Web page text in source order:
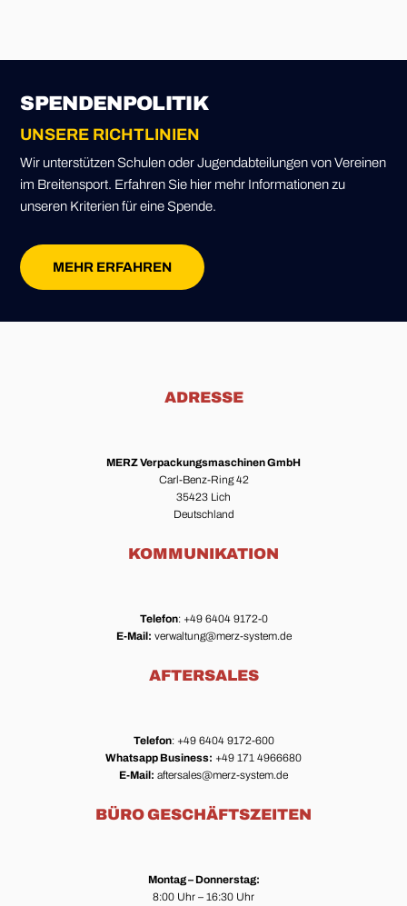
SPENDENPOLITIK
UNSERE RICHTLINIEN
Wir unterstützen Schulen oder Jugendabteilungen von Vereinen
im Breitensport. Erfahren Sie hier mehr Informationen zu
unseren Kriterien für eine Spende.
MEHR ERFAHREN
ADRESSE
MERZ Verpackungsmaschinen GmbH
Carl-Benz-Ring 42
35423 Lich
Deutschland
KOMMUNIKATION
Telefon: +49 6404 9172-0
E-Mail: verwaltung@merz-system.de
AFTERSALES
Telefon: +49 6404 9172-600
Whatsapp Business: +49 171 4966680
E-Mail: aftersales@merz-system.de
BÜRO GESCHÄFTSZEITEN
Montag – Donnerstag:
8:00 Uhr – 16:30 Uhr